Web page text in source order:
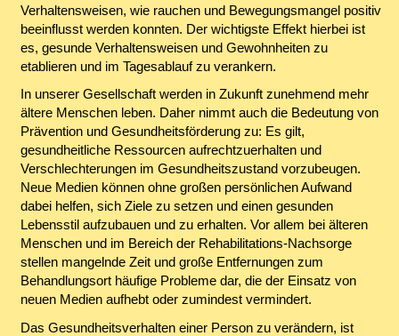
Verhaltensweisen, wie rauchen und Bewegungsmangel positiv
beeinflusst werden konnten. Der wichtigste Effekt hierbei ist
es, gesunde Verhaltensweisen und Gewohnheiten zu
etablieren und im Tagesablauf zu verankern.
In unserer Gesellschaft werden in Zukunft zunehmend mehr
ältere Menschen leben. Daher nimmt auch die Bedeutung von
Prävention und Gesundheitsförderung zu: Es gilt,
gesundheitliche Ressourcen aufrechtzuerhalten und
Verschlechterungen im Gesundheitszustand vorzubeugen.
Neue Medien können ohne großen persönlichen Aufwand
dabei helfen, sich Ziele zu setzen und einen gesunden
Lebensstil aufzubauen und zu erhalten. Vor allem bei älteren
Menschen und im Bereich der Rehabilitations-Nachsorge
stellen mangelnde Zeit und große Entfernungen zum
Behandlungsort häufige Probleme dar, die der Einsatz von
neuen Medien aufhebt oder zumindest vermindert.
Das Gesundheitsverhalten einer Person zu verändern, ist